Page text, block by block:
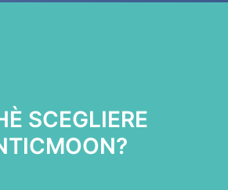
SCEGLIERE